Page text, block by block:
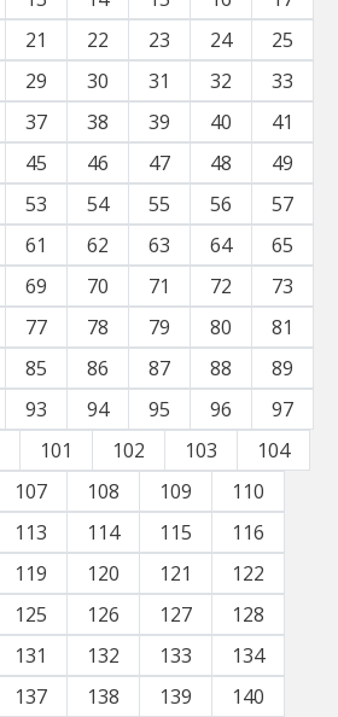
21 22 23 24
25
29 30 31 32
33
37 38 39 40
41
45 46 47 48
49
53 54 55 56
57
61 62 63 64
65
69 70 71 72
73
77 78 79 80
81
85 86 87 88
89
93 94 95 96
97
101 102 103
104
107 108 109
110
113 114 115
116
119 120 121
122
125 126 127
128
131 132 133
134
137 138 139
140